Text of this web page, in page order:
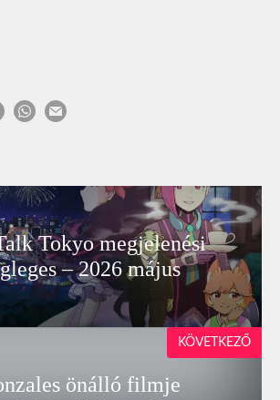
Tokyo megjelenési
– 2026 május
önálló filmje
KÖVETKEZŐ